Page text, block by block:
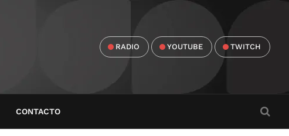
RADIO YOUTUBE TWITCH
CONTACTO